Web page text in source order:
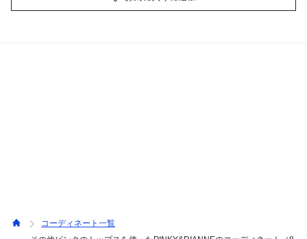
テンのような光沢が上品でお顔写りを明るく見せてくれま
コーディネート一覧